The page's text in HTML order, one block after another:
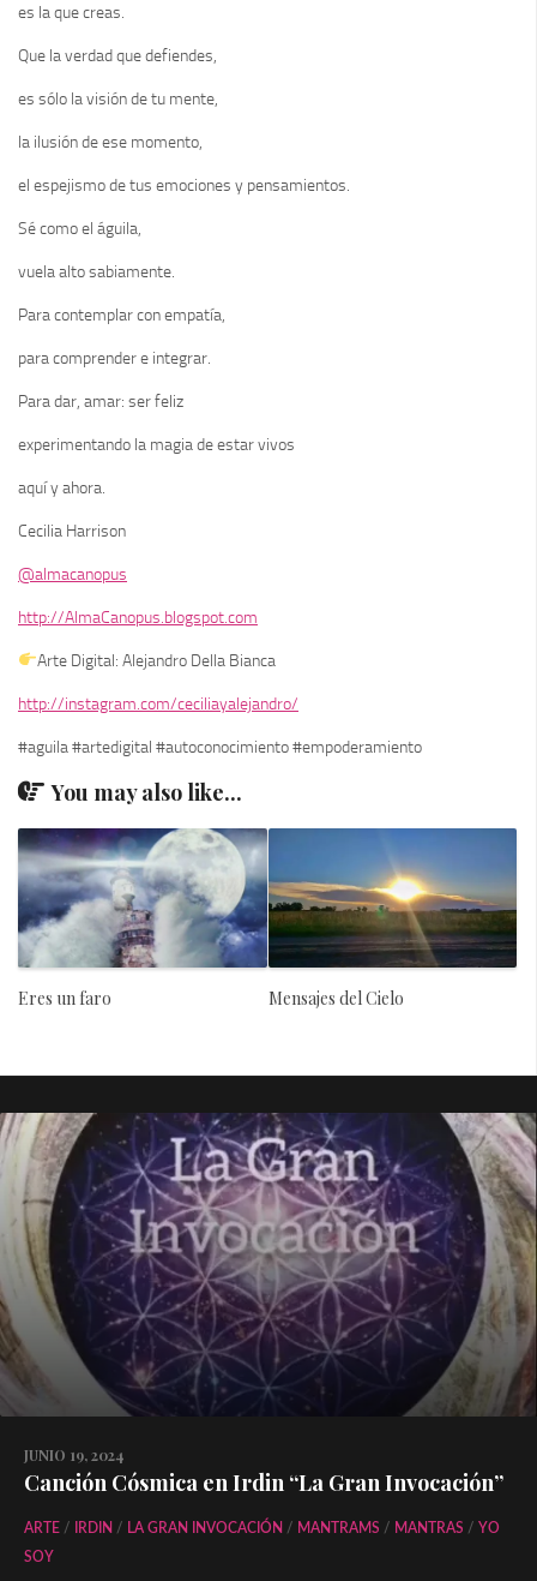
es la que creas.
Que la verdad que defiendes,
es sólo la visión de tu mente,
la ilusión de ese momento,
el espejismo de tus emociones y pensamientos.
Sé como el águila,
vuela alto sabiamente.
Para contemplar con empatía,
para comprender e integrar.
Para dar, amar: ser feliz
experimentando la magia de estar vivos
aquí y ahora.
Cecilia Harrison
@almacanopus
http://AlmaCanopus.blogspot.com
Arte Digital: Alejandro Della Bianca
http://instagram.com/ceciliayalejandro/
#aguila #artedigital #autoconocimiento #empoderamiento
You may also like...
Eres un faro Mensajes del Cielo
JUNIO 19, 2024
Canción Cósmica en Irdin “La Gran Invocación”
ARTE / IRDIN / LA GRAN INVOCACIÓN / MANTRAMS / MANTRAS / YO
SOY